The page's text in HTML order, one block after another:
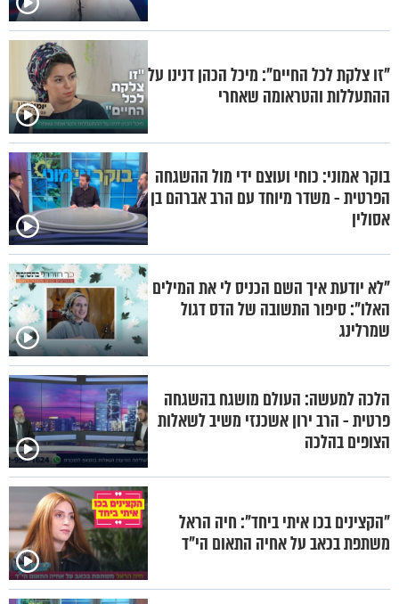
"זו צלקת לכל החיים": מיכל הכהן דנינו על
ההתעללות והטראומה שאחרי
בוקר אמוני: כוחי ועוצם ידי מול ההשגחה
הפרטית - משדר מיוחד עם הרב אברהם בן
אסולין
"לא יודעת איך השם הכניס לי את המילים
האלו": סיפור התשובה של הדס דגול
שמרלינג
הלכה למעשה: העולם מושגח בהשגחה
פרטית - הרב ירון אשכנזי משיב לשאלות
הצופים בהלכה
"הקצינים בכו איתי ביחד": חיה הראל
משתפת בכאב על אחיה התאום הי"ד